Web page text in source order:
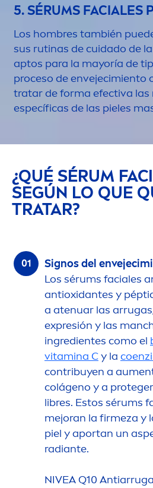
5. SÉRUMS FACIALES
Los hombres también
sus rutinas de cuidado de
aptos para la mayoría de
proceso de envejecimiento
tratar de forma efectiva las
específicas de las pieles
¿QUÉ SÉRUM
SEGÚN LO QUE
TRATAR?
Signos del
Los sérums faciales
antioxidantes y
a atenuar las
expresión y las
ingredientes como el
vitamina Cy la
contribuyen a aumen
colágeno y a
libres. Estos sérums
mejoran la firmeza y
piel y aportan un
radiante.
NIVEAQ10